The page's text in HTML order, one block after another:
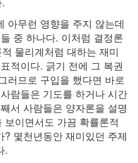
아무런 영향을 주지 않는데
중 하나다. 이처럼 결정론
물리계처럼 대하는 재미
적이다. 긁기 전에 그 복권
러므로 구입을 했다면 바로
람들은 기도를 하거나 시간
서 사람들은 양자론을 설명
이면서도 가끔 확률론적
몇천년동안 재미있던 주제
.